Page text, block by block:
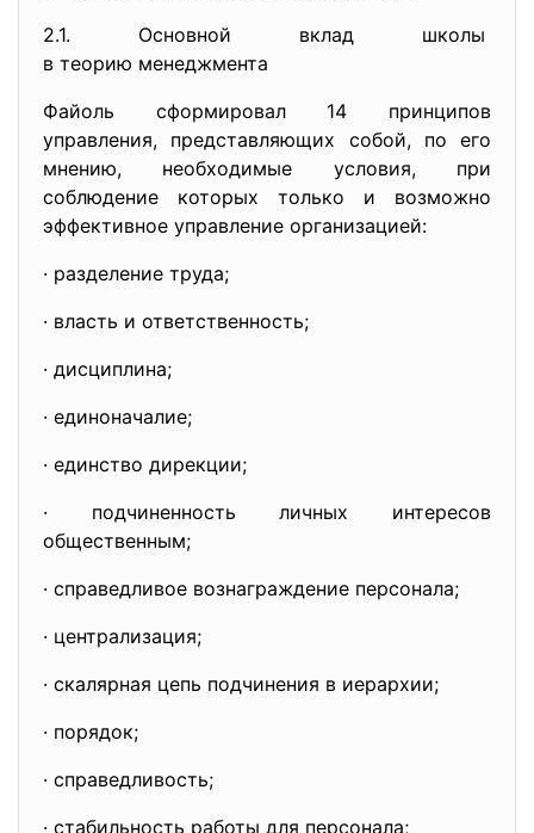
2.1. Основной вклад школы
в теорию менеджмента
Файоль сформировал 14 принципов
управления, представляющих собой, по его
мнению, необходимые условия, при
соблюдение которых только и возможно
эффективное управление организацией:
· разделение труда;
· власть и ответственность;
· дисциплина;
· единоначалие;
· единство дирекции;
· подчиненность личных интересов
общественным;
· справедливое вознаграждение персонала;
· централизация;
· скалярная цепь подчинения в иерархии;
· порядок;
· справедливость;
· стабильность работы для персонала;